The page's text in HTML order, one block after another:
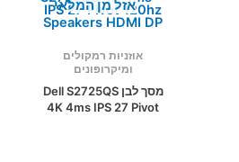
אזל מן המלאי
אוזניות רמקולים
ומיקרופונים
מסך לבן Dell S2725QS
4K 4ms IPS 27 Pivot